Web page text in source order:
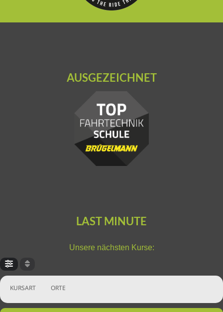
AUSGEZEICHNET
LAST MINUTE
Unsere nächsten Kurse:
KURSART ORTE